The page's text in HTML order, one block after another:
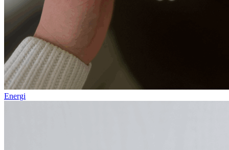
Energi